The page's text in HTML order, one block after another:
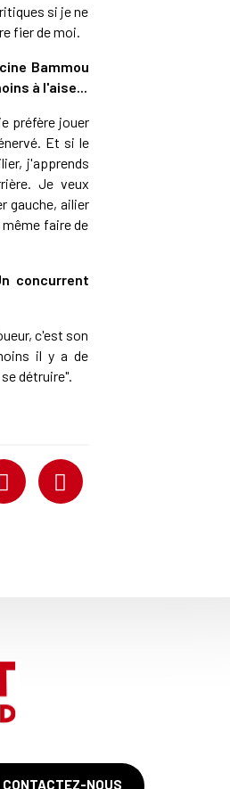
si je ne
fier de moi.
Bammou
à l'aise...
préfère jouer
Et si le
j'apprends
Je veux
gauche, ailier
faire de
concurrent
c'est son
il y a de
détruire".
CONTACTEZ-NOUS